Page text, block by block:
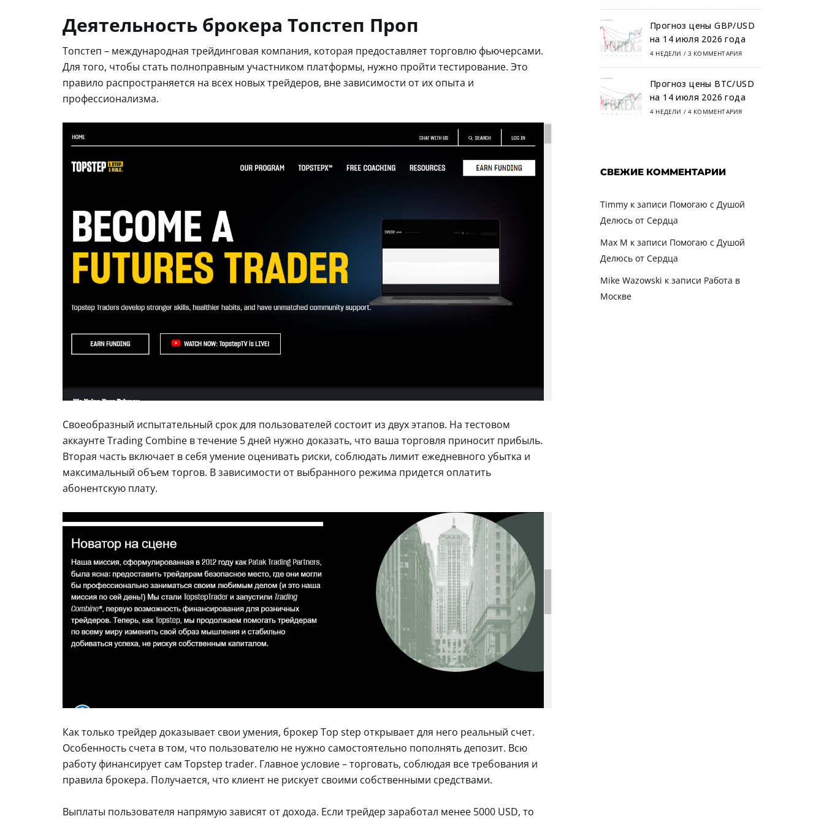
Деятельность брокера Топстеп Проп
Топстеп – международная трейдинговая компания, которая предоставляет торговлю фьючерсами.
Для того, чтобы стать полноправным участником платформы, нужно пройти тестирование. Это
правило распространяется на всех новых трейдеров, вне зависимости от их опыта и
профессионализма.
Своеобразный испытательный срок для пользователей состоит из двух этапов. На тестовом
аккаунте Trading Combine в течение 5 дней нужно доказать, что ваша торговля приносит прибыль.
Вторая часть включает в себя умение оценивать риски, соблюдать лимит ежедневного убытка и
максимальный объем торгов. В зависимости от выбранного режима придется оплатить
абонентскую плату.
Как только трейдер доказывает свои умения, брокер Top step открывает для него реальный счет.
Особенность счета в том, что пользователю не нужно самостоятельно пополнять депозит. Всю
работу финансирует сам Topstep trader. Главное условие – торговать, соблюдая все требования и
правила брокера. Получается, что клиент не рискует своими собственными средствами.
Выплаты пользователя напрямую зависят от дохода. Если трейдер заработал менее 5000 USD, то
Прогноз цены GBP/USD
на 14 июля 2026 года
4 НЕДЕЛИ / 3 КОММЕНТАРИЯ
Прогноз цены BTC/USD
на 14 июля 2026 года
4 НЕДЕЛИ / 4 КОММЕНТАРИЯ
СВЕЖИЕ КОММЕНТАРИИ
Timmyк записи Помогаю с Душой
Делюсь от Сердца
Max M к записи Помогаю с Душой
Делюсь от Сердца
Mike Wazowski к записи Работа в
Москве